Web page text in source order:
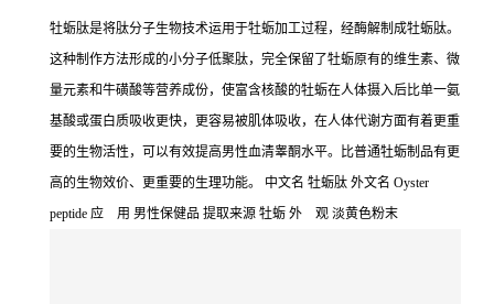
牡蛎肽是将肽分子生物技术运用于牡蛎加工过程，经酶解制成牡蛎肽。
这种制作方法形成的小分子低聚肽，完全保留了牡蛎原有的维生素、微
量元素和牛磺酸等营养成份，使富含核酸的牡蛎在人体摄入后比单一氨
基酸或蛋白质吸收更快，更容易被肌体吸收，在人体代谢方面有着更重
要的生物活性，可以有效提高男性血清睾酮水平。比普通牡蛎制品有更
高的生物效价、更重要的生理功能。 中文名 牡蛎肽 外文名 Oyster
peptide 应 用 男性保健品 提取来源 牡蛎 外 观 淡黄色粉末